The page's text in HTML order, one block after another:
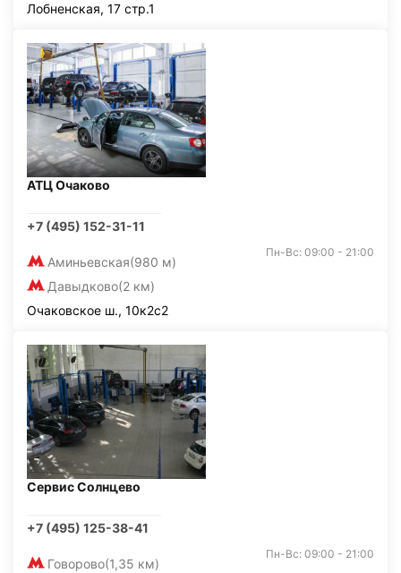
Лобненская, 17 стр.1
АТЦ Очаково
+7 (495) 152-31-11
Аминьевская(980 м)
Давыдково(2 км)
Пн-Вс: 09:00 - 21:00
Очаковское ш., 10к2с2
Сервис Солнцево
+7 (495) 125-38-41
Говорово(1,35 км)
Пн-Вс: 09:00 - 21:00